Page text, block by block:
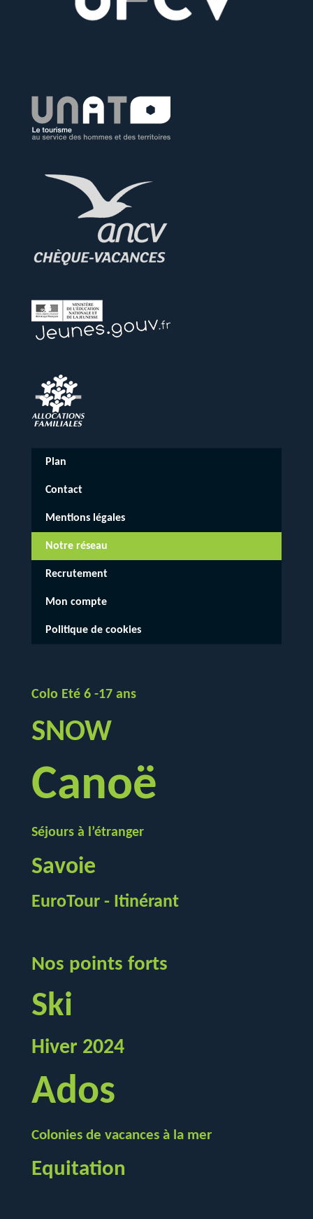
Plan
Contact
Mentions légales
Notre réseau
Recrutement
Mon compte
Politique de cookies
Colo Eté 6 -17 ans
SNOW
Canoë
Séjours à l’étranger
Savoie
EuroTour - Itinérant
Nos points forts
Ski
Hiver 2024
Ados
Colonies de vacances à la mer
Equitation